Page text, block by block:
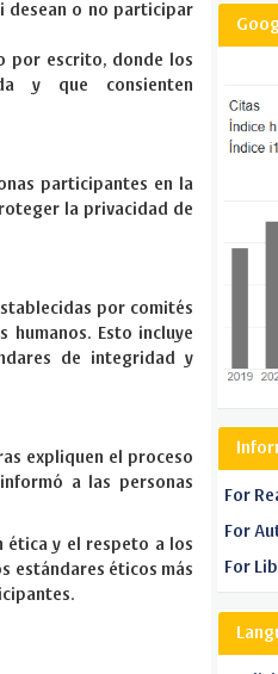
desean o no participar
por escrito, donde los
y que consienten
participantes en la
la privacidad de
por comités
Esto incluye
de integridad y
expliquen el proceso
a las personas
ética y el respeto a los
estándares éticos más
For
For
For